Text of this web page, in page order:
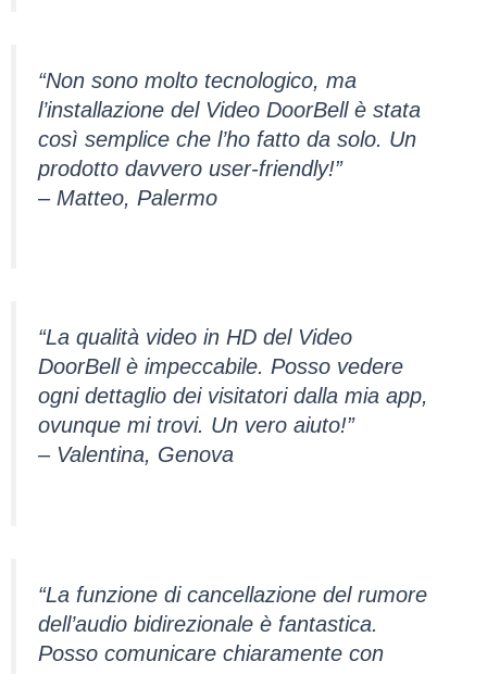
“Non sono molto tecnologico, ma
l’installazione del Video DoorBell è stata
così semplice che l’ho fatto da solo. Un
prodotto davvero user-friendly!”
– Matteo, Palermo
“La qualità video in HD del Video
DoorBell è impeccabile. Posso vedere
ogni dettaglio dei visitatori dalla mia app,
ovunque mi trovi. Un vero aiuto!”
– Valentina, Genova
“La funzione di cancellazione del rumore
dell’audio bidirezionale è fantastica.
Posso comunicare chiaramente con